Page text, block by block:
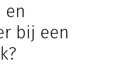
en
bij een